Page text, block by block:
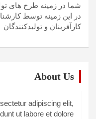
شما در زمینه طرح های
در این زمینه توسط
کارآفرینان و تولیدکنندگان
About Us
adipiscing elit,
ut labore et dolore